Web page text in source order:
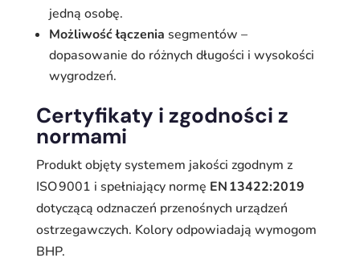
jedną osobę.
Możliwość łączenia segmentów –
dopasowanie do różnych długości i wysokości
wygrodzeń.
Certyfikaty i zgodności z
normami
Produkt objęty systemem jakości zgodnym z
ISO 9001 i spełniający normę EN 13422:2019
dotyczącą odznaczeń przenośnych urządzeń
ostrzegawczych. Kolory odpowiadają wymogom
BHP.